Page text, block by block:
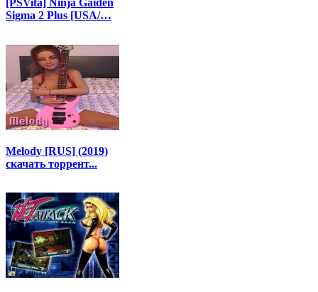
[PSVita] Ninja Gaiden
Sigma 2 Plus [USA/…
Melody [RUS] (2019)
скачать торрент...